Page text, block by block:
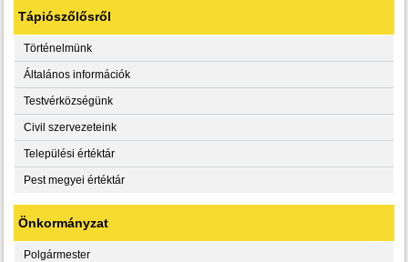
Tápiószőlősről
Történelmünk
Általános információk
Testvérközségünk
Civil szervezeteink
Települési értéktár
Pest megyei értéktár
Önkormányzat
Polgármester